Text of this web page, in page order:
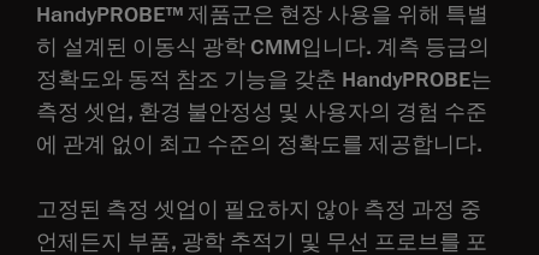
HandyPROBE™ 제품군은 현장 사용을 위해 특별
히 설계된 이동식 광학 CMM입니다. 계측 등급의
정확도와 동적 참조 기능을 갖춘 HandyPROBE는
측정 셋업, 환경 불안정성 및 사용자의 경험 수준
에 관계 없이 최고 수준의 정확도를 제공합니다.
고정된 측정 셋업이 필요하지 않아 측정 과정 중
언제든지 부품, 광학 추적기 및 무선 프로브를 포